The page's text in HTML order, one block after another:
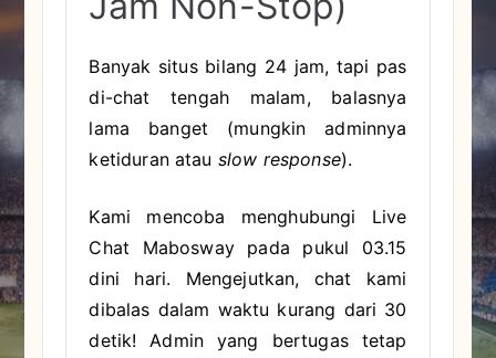
Banyak situs bilang 24 jam, tapi pas
di-chat tengah malam, balasnya
lama banget (mungkin adminnya
ketiduran atau slow response).
Kami mencoba menghubungi Live
Chat Mabosway pada pukul 03.15
dini hari. Mengejutkan, chat kami
dibalas dalam waktu kurang dari 30
detik! Admin yang bertugas tetap